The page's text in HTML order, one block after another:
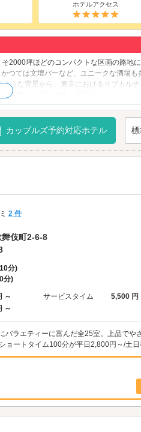
ホテルアクセス
2000坪ほどのコンパクトな区画の路地
つては文壇バーなど、ユニークな酒場も
うな背景から、東京におけるサブカル
て賑わっています。都心のノスタルジッ
す。
カップルズ予約対応ホテル
2 件
伎町2-6-8
分)
分)
～ サービスタイム
5,500 円
～
ラエティーに富んだ全25室。上品でや
ートタイム100分が平日2,800円～/土日